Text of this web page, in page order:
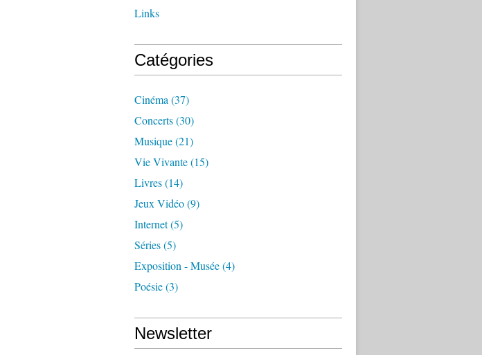
Links
Catégories
Cinéma (37)
Concerts(30)
Musique(21)
Vie Vivante(15)
Livres(14)
Jeux Vidéo(9)
Internet(5)
Séries(5)
Exposition - Musée(4)
Poésie(3)
Newsletter